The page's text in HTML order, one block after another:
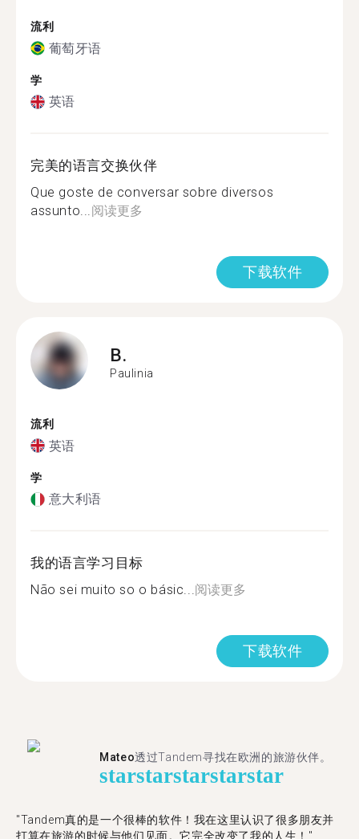
流利
葡萄牙语
学
英语
完美的语言交换伙伴
Que goste de conversar sobre diversos
assunto...阅读更多
下载软件
B.
Paulinia
流利
英语
学
意大利语
我的语言学习目标
Não sei muito so o básic...阅读更多
下载软件
Mateo透过Tandem寻找在欧洲的旅游伙伴。
starstarstarstarstar
"Tandem真的是一个很棒的软件！我在这里认识了很多朋友并
打算在旅游的时候与他们见面。它完全改变了我的人生！"